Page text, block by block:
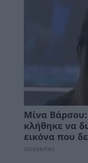
Μίνα
κλήθηκε να
εικόνα που
CELEBRITIES